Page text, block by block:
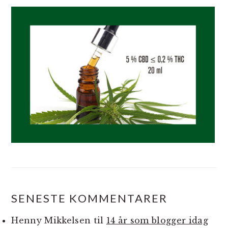
SENESTE KOMMENTARER
Henny Mikkelsen til 14 år som blogger idag